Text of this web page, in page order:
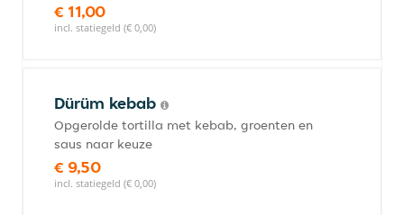
€ 11,00
incl. statiegeld (€ 0,00)
Dürüm kebab
Opgerolde tortilla met kebab, groenten en
saus naar keuze
€ 9,50
incl. statiegeld (€ 0,00)